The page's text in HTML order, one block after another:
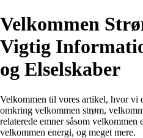
Velkommen
Vigtig
og Elselskaber
Velkommen til vores artikel, hvor vi
omkring velkommen strøm,
relaterede emner såsom
velkommen energi, og meget mere.